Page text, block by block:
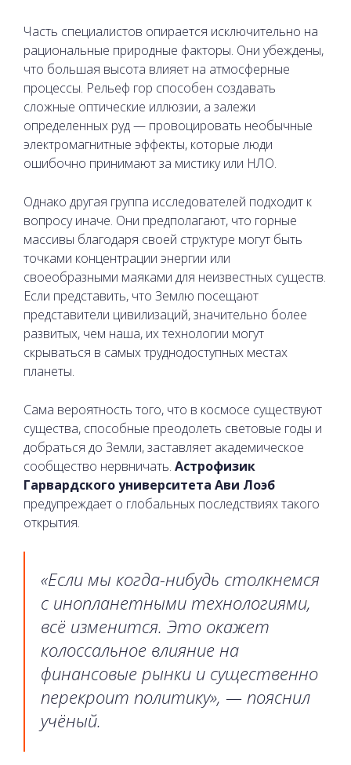
Часть специалистов опирается исключительно на
рациональные природные факторы. Они убеждены,
что большая высота влияет на атмосферные
процессы. Рельеф гор способен создавать
сложные оптические иллюзии, а залежи
определенных руд — провоцировать необычные
электромагнитные эффекты, которые люди
ошибочно принимают за мистику или НЛО.
Однако другая группа исследователей подходит к
вопросу иначе. Они предполагают, что горные
массивы благодаря своей структуре могут быть
точками концентрации энергии или
своеобразными маяками для неизвестных существ.
Если представить, что Землю посещают
представители цивилизаций, значительно более
развитых, чем наша, их технологии могут
скрываться в самых труднодоступных местах
планеты.
Сама вероятность того, что в космосе существуют
существа, способные преодолеть световые годы и
добраться до Земли, заставляет академическое
сообщество нервничать. Астрофизик
Гарвардского университета Ави Лоэб
предупреждает о глобальных последствиях такого
открытия.
«Если мы когда-нибудь столкнемся
с инопланетными технологиями,
всё изменится. Это окажет
колоссальное влияние на
финансовые рынки и существенно
перекроит политику», — пояснил
учёный.